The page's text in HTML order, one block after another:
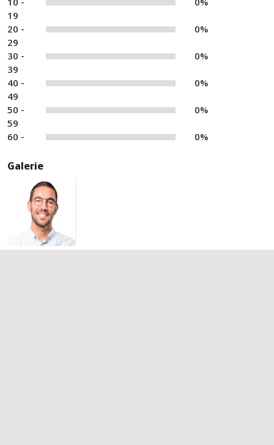
19
20 -
29
0%
30 -
39
0%
40 -
49
0%
50 -
59
0%
60 - 0%
Galerie